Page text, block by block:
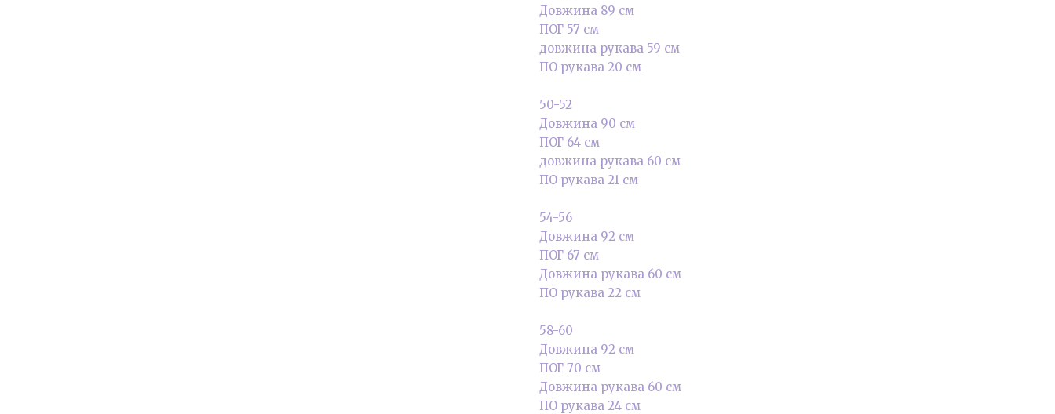
Довжина 89 см
ПОГ 57 см
довжина рукава 59 см
ПО рукава 20 см
50-52
Довжина 90 см
ПОГ 64 см
довжина рукава 60 см
ПО рукава 21 см
54-56
Довжина 92 см
ПОГ 67 см
Довжина рукава 60 см
ПО рукава 22 см
58-60
Довжина 92 см
ПОГ 70 см
Довжина рукава 60 см
ПО рукава 24 см